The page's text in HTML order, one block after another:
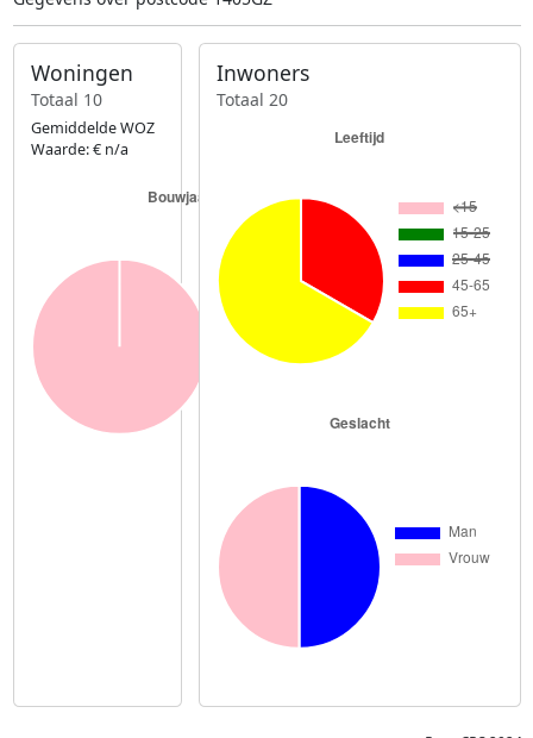
Woningen
Totaal 10
Gemiddelde WOZ
Waarde: € n/a
Inwoners
Totaal 20